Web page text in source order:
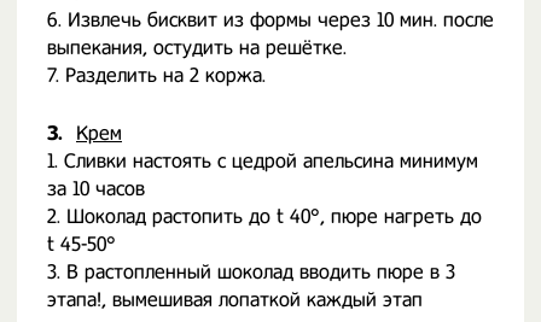
6. Извлечь бисквит из формы через 10 мин. после
выпекания, остудить на решётке.
7. Разделить на 2 коржа.
3.
Крем
1. Сливки настоять с цедрой апельсина минимум
за 10 часов
2. Шоколад растопить до t 40°, пюре нагреть до
t 45-50°
3. В растопленный шоколад вводить пюре в 3
этапа!, вымешивая лопаткой каждый этап